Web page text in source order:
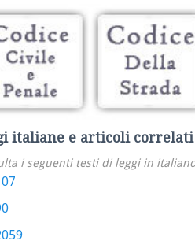
italiane e articoli correlati
i seguenti testi di leggi in